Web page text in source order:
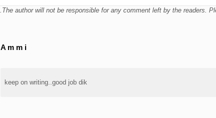
The author will not be responsible for any comment left by the readers.
A m m i
keep on writing..good job dik